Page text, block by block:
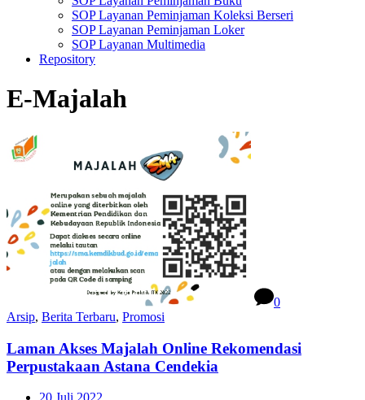
SOP Layanan Peminjaman Koleksi Berseri
SOP Layanan Peminjaman Loker
SOP Layanan Multimedia
Repository
E-Majalah
0
Arsip, Berita Terbaru, Promosi
Laman Akses Majalah Online Rekomendasi
Perpustakaan Astana Cendekia